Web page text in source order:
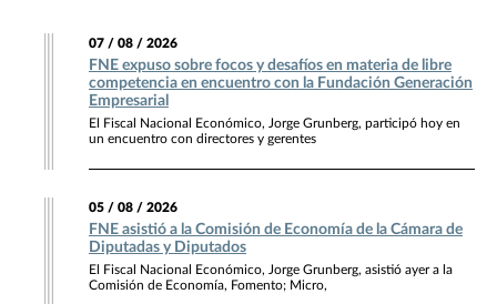
07 / 08 / 2026
FNE expuso sobre focos y desafíos en materia de libre
competencia en encuentro con la Fundación Generación
Empresarial
El Fiscal Nacional Económico, Jorge Grunberg, participó hoy en
un encuentro con directores y gerentes
05 / 08 / 2026
FNE asistió a la Comisión de Economía de la Cámara de
Diputadas y Diputados
El Fiscal Nacional Económico, Jorge Grunberg, asistió ayer a la
Comisión de Economía, Fomento; Micro,